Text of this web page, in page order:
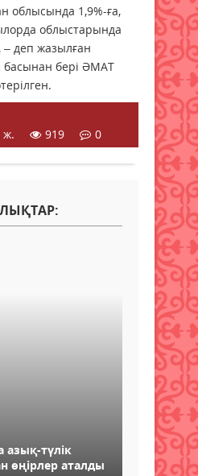
облысында 1,9%-ға,
облыстарында
– деп жазылған
бері ӘМАТ
ж.
919 0
азық-түлік
өңірлер аталды